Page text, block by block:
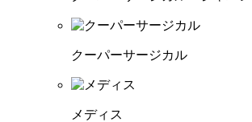
クーパーサージカル
メディス